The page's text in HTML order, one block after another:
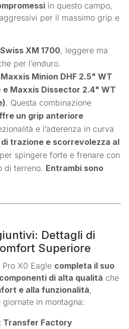
in questo campo,
per il massimo grip e
XM 1700, leggere ma
per l’enduro.
Minion DHF 2.5" WT
e Maxxis Dissector 2.4" WT
. Questa combinazione
un grip anteriore
e l’aderenza in curva
trazione e scorrevolezza al
spingere forte e frenare con
di terreno. Entrambi sono
Dettagli di
Superiore
X0 Eagle completa il suo
di alta qualità che
e alla funzionalità,
in montagna:
Transfer Factory